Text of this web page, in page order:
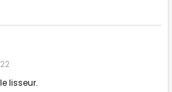
lisseur.